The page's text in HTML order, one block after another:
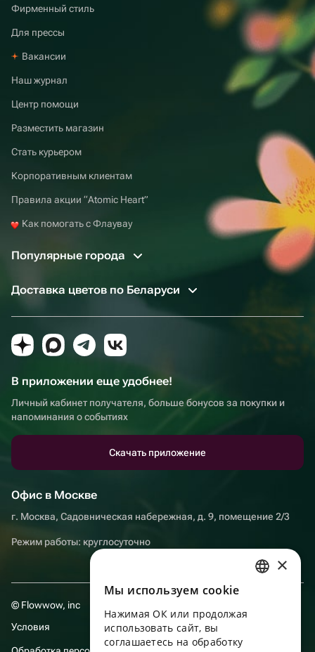
Фирменный стиль
Для прессы
Вакансии
Наш журнал
Центр помощи
Разместить магазин
Стать курьером
Корпоративным клиентам
Правила акции “Atomic Heart”
Как помогать с Флаувау
Популярные города
Доставка цветов по Беларуси
В приложении еще удобнее!
Личный кабинет получателя, больше бонусов за покупки и
напоминания о событиях
Скачать приложение
Офис в Москве
г. Москва, Садовническая набережная, д. 9, помещение 2/3
Режим работы: круглосуточно
© Flowwow, inc
Условия
ENGLISH
UKRAINIAN
×
Мы используем сookie
Нажимая ОК или продолжая
использовать сайт, вы
соглашаетесь на обработку